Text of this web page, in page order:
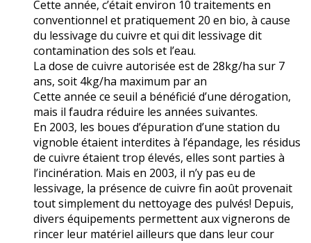
Cette année, c’était environ 10 traitements en
conventionnel et pratiquement 20 en bio, à cause
du lessivage du cuivre et qui dit lessivage dit
contamination des sols et l’eau.
La dose de cuivre autorisée est de 28kg/ha sur 7
ans, soit 4kg/ha maximum par an
Cette année ce seuil a bénéficié d’une dérogation,
mais il faudra réduire les années suivantes.
En 2003, les boues d’épuration d’une station du
vignoble étaient interdites à l’épandage, les résidus
de cuivre étaient trop élevés, elles sont parties à
l’incinération. Mais en 2003, il n’y pas eu de
lessivage, la présence de cuivre fin août provenait
tout simplement du nettoyage des pulvés! Depuis,
divers équipements permettent aux vignerons de
rincer leur matériel ailleurs que dans leur cour